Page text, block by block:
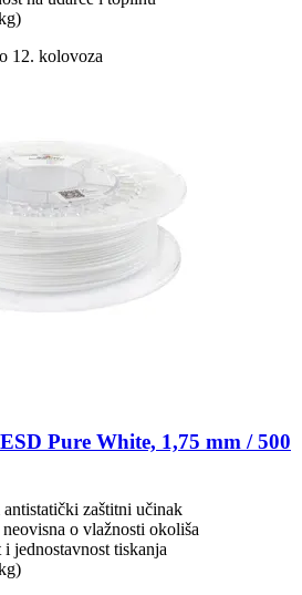
12. kolovoza
Pure White, 1,75 mm / 500
zaštitni učinak
o vlažnosti okoliša
jednostavnost tiskanja